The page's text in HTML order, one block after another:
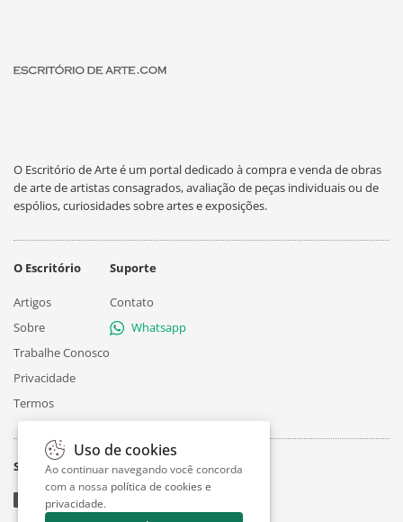
O Escritório de Arte é um portal dedicado à compra e venda de obras
de arte de artistas consagrados, avaliação de peças individuais ou de
espólios, curiosidades sobre artes e exposições.
O Escritório
Artigos
Sobre
Trabalhe Conosco
Privacidade
Termos
Suporte
Contato
Whatsapp
Siga
Uso de cookies
Ao continuar navegando você concorda
com a nossa política de cookies e
privacidade.